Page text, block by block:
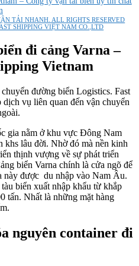
TẢI NHANH. ALL RIGHTS RESERVED
SHIPPING VIỆT NAM CO.,LTD
đi cảng Varna –
Vietnam
đường biển Logistics. Fast
vụ liên quan đến vận chuyển
gia nằm ở khu vực Đông Nam
lâu đời. Nhờ đó mà nền kinh
thịnh vượng về sự phát triển
biển Varna chính là cửa ngõ để
này được du nhập vào Nam Âu.
biển xuất nhập khẩu từ khắp
tấn. Nhất là những mặt hàng
nguyên container đi